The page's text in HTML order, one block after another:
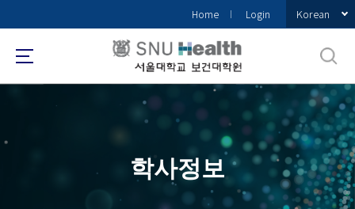
로
메
Home Login Korean
학사정보